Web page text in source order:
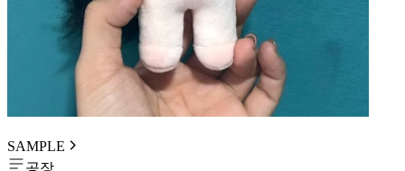
SAMPLE
공장